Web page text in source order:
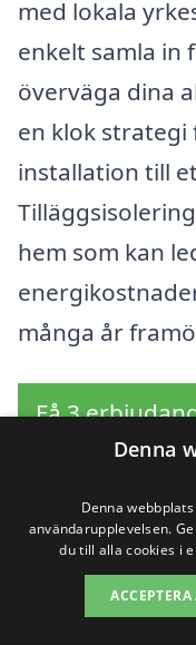
med lokala
enkelt samla in
överväga dina
en klok
installation till
hem som kan
många år
Få 3
förpliktelser
Sök
Denna
Denna
användarupplevelsen.
du till alla cookies i